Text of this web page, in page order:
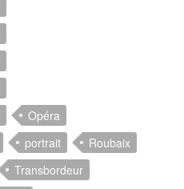
Opéra
portrait
Roubaix
Transbordeur